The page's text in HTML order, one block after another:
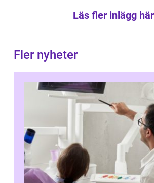
Läs fler inlägg här
Fler nyheter